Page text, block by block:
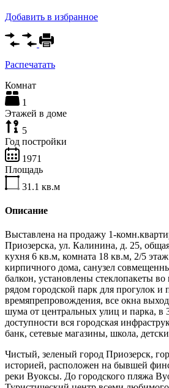
Добавить в избранное
Распечатать
Комнат
1
Этажей в доме
5
Год постройки
1971
Площадь
31.1 кв.м
Описание
Выставлена на продажу 1-
Приозерска, ул. Калинина, д. 25,
кухня 6 кв.м, комната 18 кв.м, 2/5
кирпичного дома, санузел
балкон, установлены стеклопакеты
рядом городской парк для прогулок и
времяпрепровождения, все окна
шума от центральных улиц и парка, в
доступности вся городская
банк, сетевые магазины, школа,
Чистый, зеленый город Приозерск,
историей, расположен на бывшей
реки Вуоксы. До городского пляжа